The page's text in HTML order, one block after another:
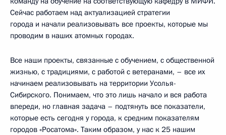
Сейчас работаем над актуализацией стратегии
города и начали реализовывать все проекты, которые мы
проводим в наших атомных городах.
Все наши проекты, связанные с обучением, с общественной
жизнью, с традициями, с работой с ветеранами, – все их
начинаем реализовывать на территории Усолья-
Сибирского. Понимаем, что это лишь начало и вся работа
впереди, но главная задача – подтянуть все показатели,
которые есть сегодня у города, к средним показателям
городов «Росатома». Таким образом, у нас к 25 нашим